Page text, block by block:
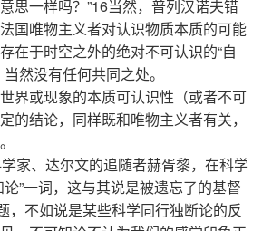
思一样吗？”16当然，普列汉诺夫错
国唯物主义者对认识物质本质的可能
在于时空之外的绝对不可认识的“自
当然没有任何共同之处。
界或现象的本质可认识性（或者不可
的结论，同样既和唯物主义者有关，
家、达尔文的追随者赫胥黎，在科学
”一词，这与其说是被遗忘了的基督
，不如说是某些科学同行独断论的反